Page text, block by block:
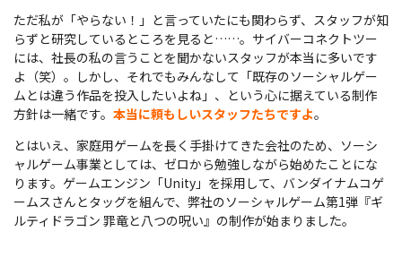
ただ私が「やらない！」と言っていたにも関わらず、スタッフが知
らずと研究しているところを見ると……。サイバーコネクトツー
には、社長の私の言うことを聞かないスタッフが本当に多いです
よ（笑）。しかし、それでもみんなして「既存のソーシャルゲー
ムとは違う作品を投入したいよね」、という心に据えている制作
方針は一緒です。 本当に頼もしいスタッフたちですよ。
とはいえ、家庭用ゲームを長く手掛けてきた会社のため、ソーシ
ャルゲーム事業としては、ゼロから勉強しながら始めたことにな
ります。ゲームエンジン「Unity」を採用して、バンダイナムコゲ
ームスさんとタッグを組んで、弊社のソーシャルゲーム第1弾『ギ
ルティドラゴン 罪竜と八つの呪い』の制作が始まりました。